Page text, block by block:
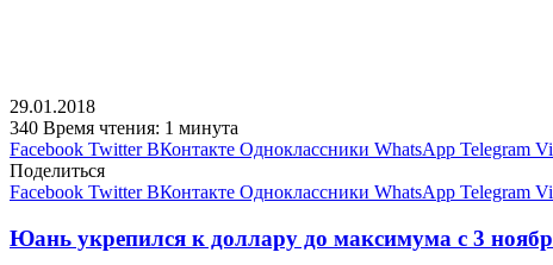
29.01.2018
340 Время чтения: 1 минута
Facebook Twitter ВКонтакте Одноклассники WhatsApp Telegram
Поделиться
Facebook Twitter ВКонтакте Одноклассники WhatsApp Telegram
Юань укрепился к доллару до максимума с 3